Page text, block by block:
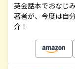
英会話本でおなじ
著者が、今度は自
介！